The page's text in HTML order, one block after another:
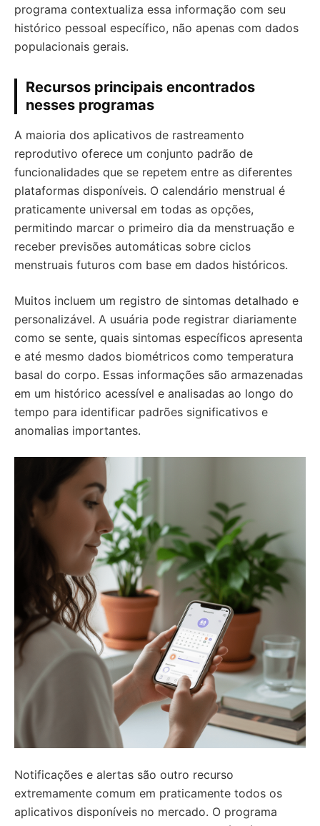
programa contextualiza essa informação com seu
histórico pessoal específico, não apenas com dados
populacionais gerais.
Recursos principais encontrados
nesses programas
A maioria dos aplicativos de rastreamento
reprodutivo oferece um conjunto padrão de
funcionalidades que se repetem entre as diferentes
plataformas disponíveis. O calendário menstrual é
praticamente universal em todas as opções,
permitindo marcar o primeiro dia da menstruação e
receber previsões automáticas sobre ciclos
menstruais futuros com base em dados históricos.
Muitos incluem um registro de sintomas detalhado e
personalizável. A usuária pode registrar diariamente
como se sente, quais sintomas específicos apresenta
e até mesmo dados biométricos como temperatura
basal do corpo. Essas informações são armazenadas
em um histórico acessível e analisadas ao longo do
tempo para identificar padrões significativos e
anomalias importantes.
Notificações e alertas são outro recurso
extremamente comum em praticamente todos os
aplicativos disponíveis no mercado. O programa